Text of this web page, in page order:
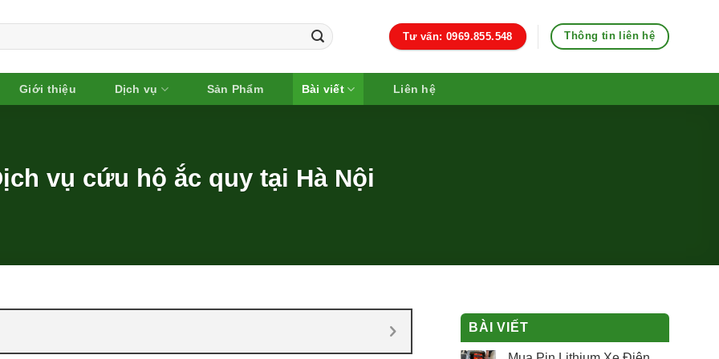
Tư vấn: 0969.855.548 Thông tin liên hệ
Giới thiệu Dịch vụ Sản Phẩm Bài viết Liên hệ
vụ cứu hộ ắc quy tại Hà Nội
BÀI VIẾT